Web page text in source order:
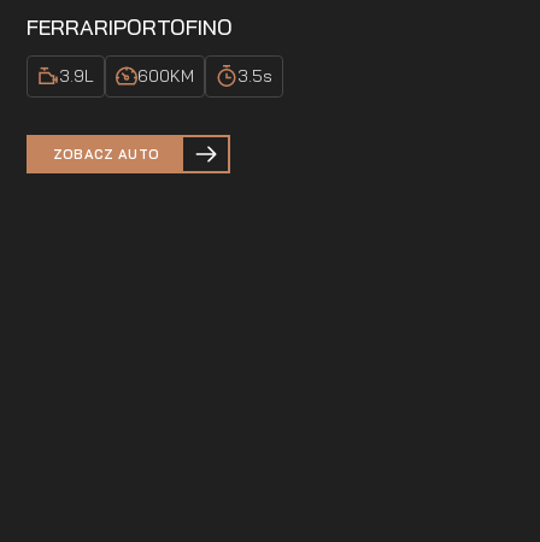
FERRARIPORTOFINO
3.9L 600KM 3.5s
ZOBACZ AUTO